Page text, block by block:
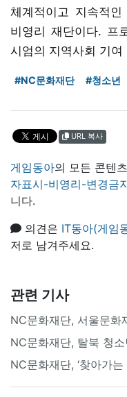
체계적이고 지속적
비영리 재단이다. 프
시엄의 지역사회 기
#NC문화재단 #청소년
URL 복사
게임동아의 모든 콘텐
자표시-비영리-변경금
니다.
의견은 IT동아(게임
저로 남겨주세요.
관련 기사
NC문화재단, 서울문화
NC문화재단, 탈북 청
NC문화재단, ‘찾아가